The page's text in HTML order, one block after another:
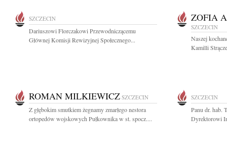
SZCZECIN
Dariuszowi Florczakowi Przewodniczącemu
Głównej Komisji Rewizyjnej Społecznego...
ZOFIA
SZCZECIN
Naszej
Kamilli
ROMAN MILKIEWICZ SZCZECIN
Z głębokim smutkiem żegnamy zmarłego nestora
ortopedów wojskowych Pułkownika w st. spocz....
SZCZECIN
Panu dr. hab.
Dyrektorowi